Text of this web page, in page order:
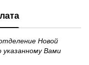
Новой
указанному Вами